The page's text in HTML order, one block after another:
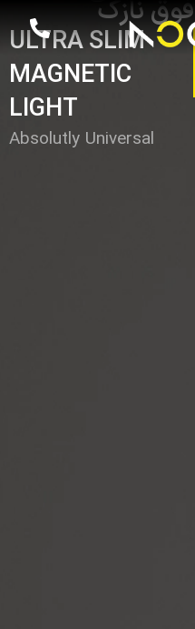
فوق نازک
ULTRA SLIM
MAGNETIC
LIGHT
Absolutly Universal